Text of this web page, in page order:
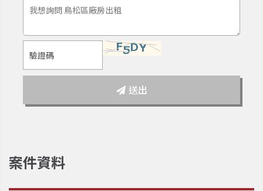
送出
案件資料